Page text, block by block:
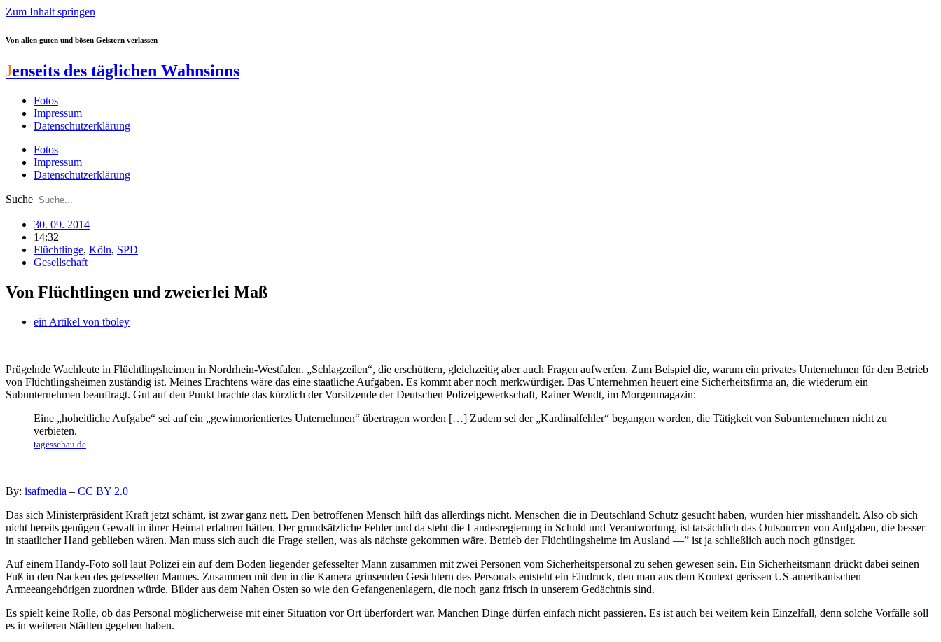
Zum Inhalt springen
Von allen guten und bösen Geistern verlassen
Jenseits des täglichen Wahnsinns
Fotos
Impressum
Datenschutzerklärung
Fotos
Impressum
Datenschutzerklärung
Suche
30. 09. 2014
14:32
Flüchtlinge, Köln, SPD
Gesellschaft
Von Flüchtlingen und zweierlei Maß
ein Artikel von tboley
Prügelnde Wachleute in Flüchtlingsheimen in Nordrhein-Westfalen. „Schlagzeilen“, die erschüttern, gleichzeitig aber auch Fragen aufwerfen. Zum Beispiel die, warum ein privates Unternehmen für den Betrieb
von Flüchtlingsheimen zuständig ist. Meines Erachtens wäre das eine staatliche Aufgaben. Es kommt aber noch merkwürdiger. Das Unternehmen heuert eine Sicherheitsfirma an, die wiederum ein
Subunternehmen beauftragt. Gut auf den Punkt brachte das kürzlich der Vorsitzende der Deutschen Polizeigewerkschaft, Rainer Wendt, im Morgenmagazin:
Eine „hoheitliche Aufgabe“ sei auf ein „gewinnorientiertes Unternehmen“ übertragen worden […] Zudem sei der „Kardinalfehler“ begangen worden, die Tätigkeit von Subunternehmen nicht zu
verbieten.
tagesschau.de
By: isafmedia – CC BY 2.0
Das sich Ministerpräsident Kraft jetzt schämt, ist zwar ganz nett. Den betroffenen Mensch hilft das allerdings nicht. Menschen die in Deutschland Schutz gesucht haben, wurden hier misshandelt. Also ob sich
nicht bereits genügen Gewalt in ihrer Heimat erfahren hätten. Der grundsätzliche Fehler und da steht die Landesregierung in Schuld und Verantwortung, ist tatsächlich das Outsourcen von Aufgaben, die besser
in staatlicher Hand geblieben wären. Man muss sich auch die Frage stellen, was als nächste gekommen wäre. Betrieb der Flüchtlingsheime im Ausland —” ist ja schließlich auch noch günstiger.
Auf einem Handy-Foto soll laut Polizei ein auf dem Boden liegender gefesselter Mann zusammen mit zwei Personen vom Sicherheitspersonal zu sehen gewesen sein. Ein Sicherheitsmann drückt dabei seinen
Fuß in den Nacken des gefesselten Mannes. Zusammen mit den in die Kamera grinsenden Gesichtern des Personals entsteht ein Eindruck, den man aus dem Kontext gerissen US-amerikanischen
Armeeangehörigen zuordnen würde. Bilder aus dem Nahen Osten so wie den Gefangenenlagern, die noch ganz frisch in unserem Gedächtnis sind.
Es spielt keine Rolle, ob das Personal möglicherweise mit einer Situation vor Ort überfordert war. Manchen Dinge dürfen einfach nicht passieren. Es ist auch bei weitem kein Einzelfall, denn solche Vorfälle soll
es in weiteren Städten gegeben haben.